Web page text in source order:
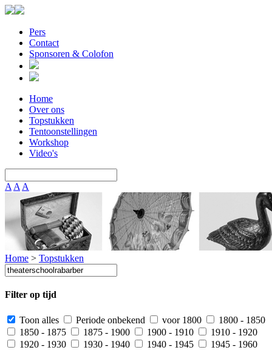
Pers
Contact
Sponsoren & Colofon
Home
Over ons
Topstukken
Tentoonstellingen
Workshop
Video's
A A A
Home > Topstukken
Filter op tijd
Toon alles Periode onbekend voor 1800
1800 - 1850
1850 - 1875
1875 - 1900 1900 - 1910
1910 - 1920
1920 - 1930
1930 - 1940 1940 - 1945
1945 - 1960